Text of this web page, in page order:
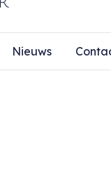
Nieuws